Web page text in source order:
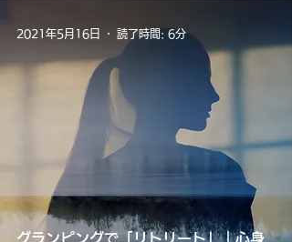
グランピングで「リトリート」｜心身
2021年5月16日 読了時間: 6分